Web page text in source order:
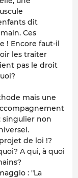
dit
Ces
! Encore faut-il
les traiter
pas le droit
mais une
singulier non
de loi !?
A qui, à quoi
: "La